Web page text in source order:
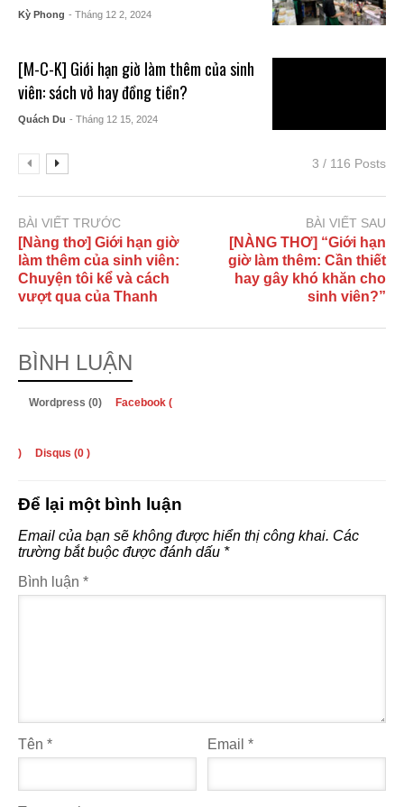
Kỳ Phong - Tháng 12 2, 2024
[M-C-K] Giới hạn giờ làm thêm của sinh
viên: sách vở hay đồng tiền?
Quách Du - Tháng 12 15, 2024
3 / 116 Posts
BÀI VIẾT TRƯỚC
[Nàng thơ] Giới hạn giờ
làm thêm của sinh viên:
Chuyện tôi kể và cách
vượt qua của Thanh
BÀI VIẾT SAU
[NÀNG THƠ] “Giới hạn
giờ làm thêm: Cần thiết
hay gây khó khăn cho
sinh viên?”
BÌNH LUẬN
Wordpress (0) Facebook (
) Disqus (0 )
Để lại một bình luận
Email của bạn sẽ không được hiển thị công khai. Các
trường bắt buộc được đánh dấu *
Bình luận *
Tên * Email*